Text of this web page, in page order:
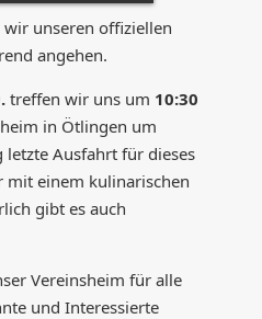
wir unseren offiziellen
angehen.
treffen wir uns um 10:30
in Ötlingen um
Ausfahrt für dieses
mit einem kulinarischen
gibt es auch
Vereinsheim für alle
und Interessierte